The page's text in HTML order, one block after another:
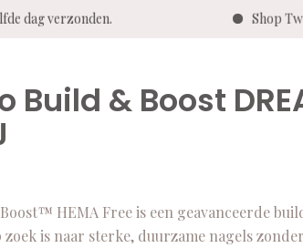
dag verzonden. Shop
Build & Boost
HEMA Free is een geavanceerde
is naar sterke, duurzame nagels